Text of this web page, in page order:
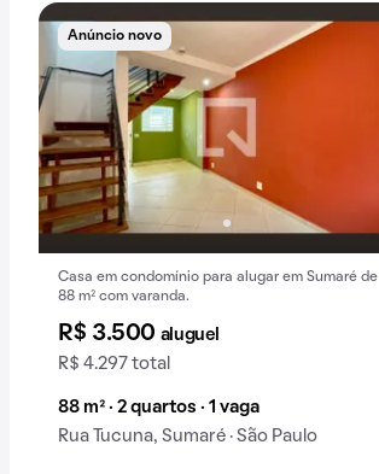
Anúncio novo
Casa em condomínio para alugar em Sumaré de
88 m² com varanda.
R$ 3.500 aluguel
R$ 4.297 total
88 m² · 2 quartos · 1 vaga
Rua Tucuna, Sumaré · São Paulo